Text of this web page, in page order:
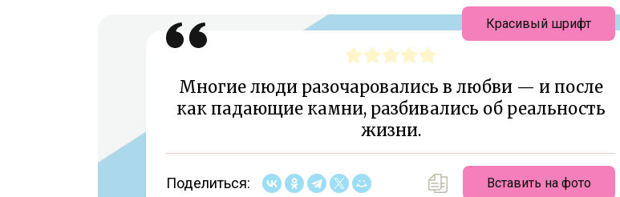
Многие люди разочаровались в любви — и после
как падающие камни, разбивались об реальность
жизни.
Поделиться: Вставить на фото
Красивый шрифт